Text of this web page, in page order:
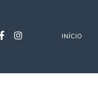
INÍCIO